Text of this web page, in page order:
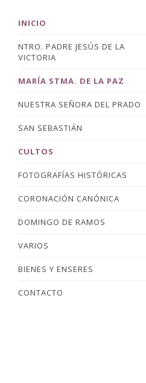
INICIO
NTRO. PADRE JESÚS DE LA
VICTORIA
MARÍA STMA. DE LA PAZ
NUESTRA SEÑORA DEL PRADO
SAN SEBASTIÁN
CULTOS
FOTOGRAFÍAS HISTÓRICAS
CORONACIÓN CANÓNICA
DOMINGO DE RAMOS
VARIOS
BIENES Y ENSERES
CONTACTO